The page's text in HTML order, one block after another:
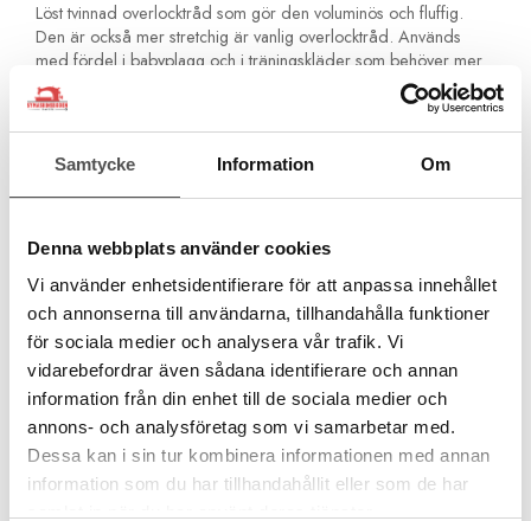
Samtycke Information Om
Denna webbplats använder cookies
Vi använder enhetsidentifierare för att anpassa innehållet
och annonserna till användarna, tillhandahålla funktioner
för sociala medier och analysera vår trafik. Vi
vidarebefordrar även sådana identifierare och annan
information från din enhet till de sociala medier och
annons- och analysföretag som vi samarbetar med.
Dessa kan i sin tur kombinera informationen med annan
information som du har tillhandahållit eller som de har
Löst tvinnad overlocktråd som gör den voluminös och fluffig.
Den är också mer stretchig är vanlig overlocktråd. Används
med fördel i babyplagg och i träningskläder som behöver mer
elastisitet i sömmarna. Sömmen blir mer stretchig och sömmen
blir även mer len och mjuk mot huden. Använd den också till din
rullfåll, som dekorativ tråd till din overlockmaskin eller till din
covermaskin för baksidan av sömmen, som du syr bakvänt för att
efterlikna topcover-sömmen.
texturerad tråd.
100% polyester
Grovlek 100 wt
1000 m miniking
Finns i 24 färger
Tillverkad i Tyskland